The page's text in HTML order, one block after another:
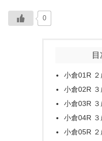
0
目
小倉01R
小倉02R
小倉03R
小倉04R
小倉05R